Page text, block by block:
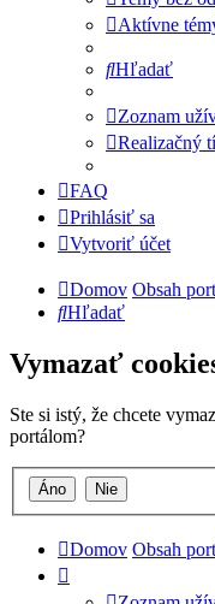
Aktívne
Hľadať
Zoznam
Realizačný
FAQ
Prihlásiť sa
Vytvoriť účet
Domov Obsah
Hľadať
Vymazať
Ste si istý, že chcete
portálom?
Domov Obsah